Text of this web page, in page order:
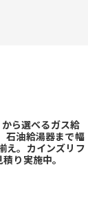
ら選べるガス給
石油給湯器まで幅
え。カインズリフ
り実施中。